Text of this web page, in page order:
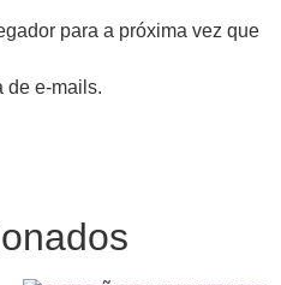
para a próxima vez que
de e-mails.